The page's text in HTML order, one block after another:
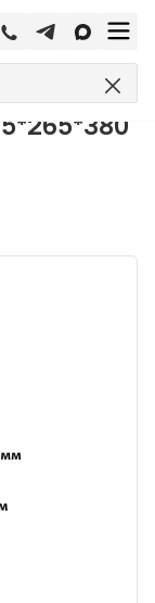
Гофрокороб